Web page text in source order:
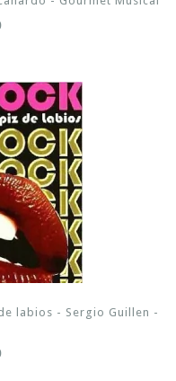
labios - Sergio Guillen -